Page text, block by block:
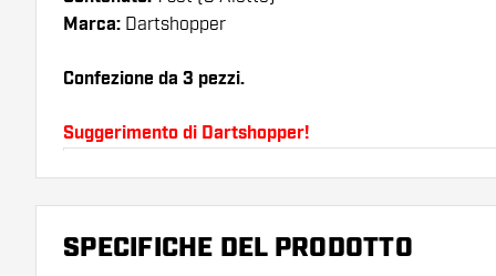
Marca: Dartshopper
Confezione da 3 pezzi.
Suggerimento di Dartshopper!
Assicuratevi di avere a portata di mano un gran
astine. Questi possono danneggiarsi o rompersi
SPECIFICHE DEL PRODOTTO